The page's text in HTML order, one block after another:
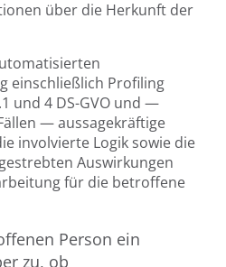
über die Herkunft der
einschließlich Profiling
und 4 DS-GVO und —
— aussagekräftige
involvierte Logik sowie die
Auswirkungen
für die betroffene
Person ein
zu, ob